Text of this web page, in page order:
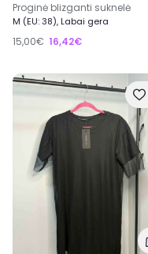
Proginė blizganti suknelė
M (EU: 38), Labai gera
15,00€ 16,42€